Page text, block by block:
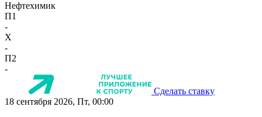
Нефтехимик
П1
-
X
-
П2
-
Сделать ставку
18 сентября 2026, Пт, 00:00